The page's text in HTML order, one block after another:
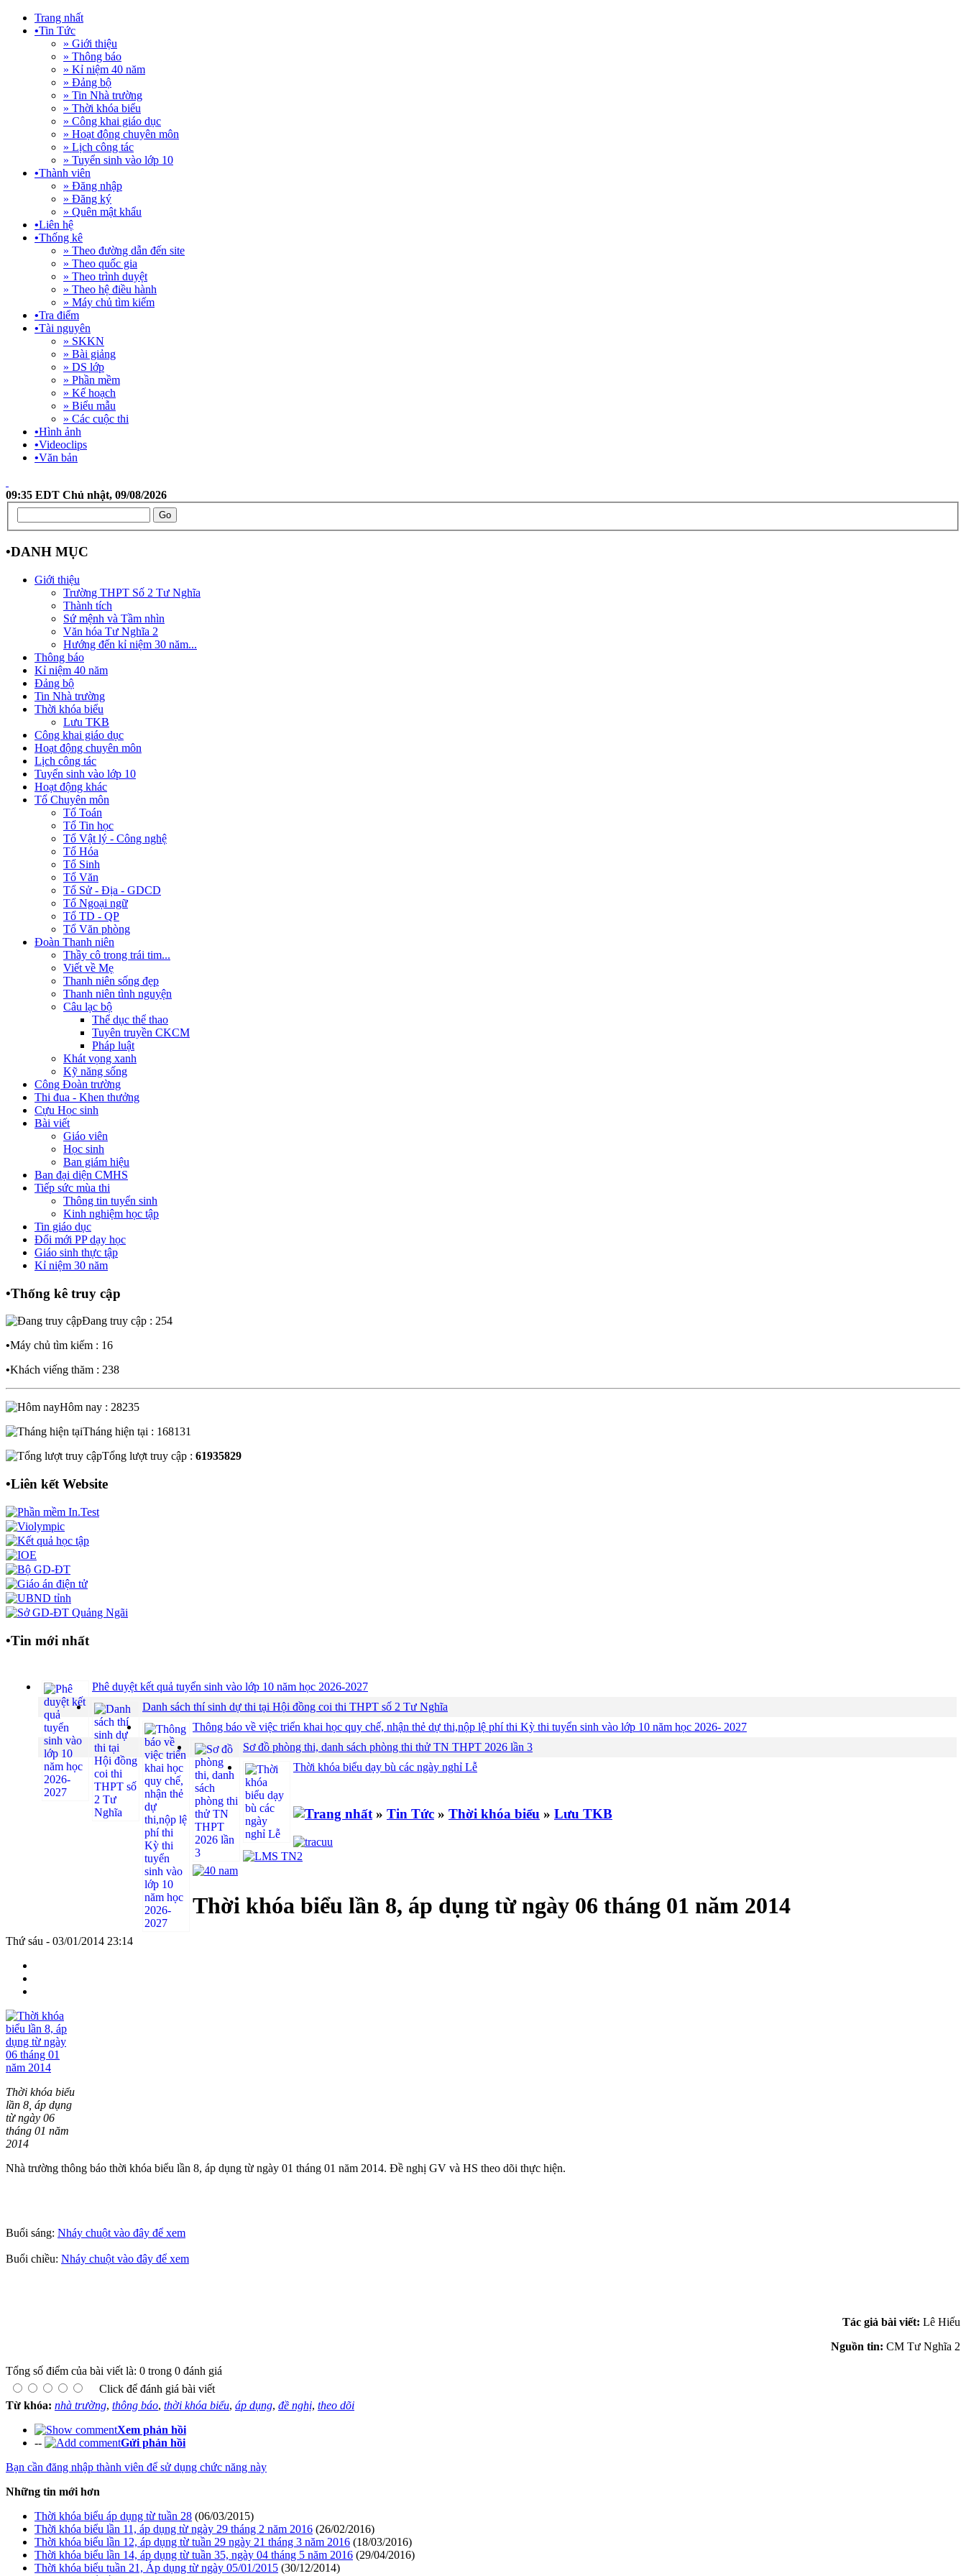
Trang nhất
•Tin Tức
» Giới thiệu
» Thông báo
» Kỉ niệm 40 năm
» Đảng bộ
» Tin Nhà trường
» Thời khóa biểu
» Công khai giáo dục
» Hoạt động chuyên môn
» Lịch công tác
» Tuyển sinh vào lớp 10
•Thành viên
» Đăng nhập
» Đăng ký
» Quên mật khẩu
•Liên hệ
•Thống kê
» Theo đường dẫn đến site
» Theo quốc gia
» Theo trình duyệt
» Theo hệ điều hành
» Máy chủ tìm kiếm
•Tra điểm
•Tài nguyên
» SKKN
» Bài giảng
» DS lớp
» Phần mềm
» Kế hoạch
» Biểu mẫu
» Các cuộc thi
•Hình ảnh
•Videoclips
•Văn bản
09:35 EDT Chủ nhật, 09/08/2026
•DANH MỤC
Giới thiệu
Trường THPT Số 2 Tư Nghĩa
Thành tích
Sứ mệnh và Tầm nhìn
Văn hóa Tư Nghĩa 2
Hướng đến kỉ niệm 30 năm...
Thông báo
Kỉ niệm 40 năm
Đảng bộ
Tin Nhà trường
Thời khóa biểu
Lưu TKB
Công khai giáo dục
Hoạt động chuyên môn
Lịch công tác
Tuyển sinh vào lớp 10
Hoạt động khác
Tổ Chuyên môn
Tổ Toán
Tổ Tin học
Tổ Vật lý - Công nghệ
Tổ Hóa
Tổ Sinh
Tổ Văn
Tổ Sử - Địa - GDCD
Tổ Ngoại ngữ
Tổ TD - QP
Tổ Văn phòng
Đoàn Thanh niên
Thầy cô trong trái tim...
Viết về Mẹ
Thanh niên sống đẹp
Thanh niên tình nguyện
Câu lạc bộ
Thể dục thể thao
Tuyên truyền CKCM
Pháp luật
Khát vọng xanh
Kỹ năng sống
Công Đoàn trường
Thi đua - Khen thưởng
Cựu Học sinh
Bài viết
Giáo viên
Học sinh
Ban giám hiệu
Ban đại diện CMHS
Tiếp sức mùa thi
Thông tin tuyển sinh
Kinh nghiệm học tập
Tin giáo dục
Đổi mới PP dạy học
Giáo sinh thực tập
Kỉ niệm 30 năm
•Thống kê truy cập
Đang truy cập : 254
•Máy chủ tìm kiếm : 16
•Khách viếng thăm : 238
Hôm nay : 28235
Tháng hiện tại : 168131
Tổng lượt truy cập : 61935829
•Liên kết Website
•Tin mới nhất
Phê duyệt kết quả tuyển sinh vào lớp 10 năm học 2026-2027
Danh sách thí sinh dự thi tại Hội đồng coi thi THPT số 2 Tư Nghĩa
Thông báo về việc triển khai học quy chế, nhận thẻ dự thi,nộp lệ phí thi Kỳ thi tuyển sinh vào lớp 10 năm học 2026- 2027
Sơ đồ phòng thi, danh sách phòng thi thử TN THPT 2026 lần 3
Thời khóa biểu dạy bù các ngày nghỉ Lễ
» Tin Tức » Thời khóa biểu » Lưu TKB
Thời khóa biểu lần 8, áp dụng từ ngày 06 tháng 01 năm 2014
Thứ sáu - 03/01/2014 23:14
Thời khóa biểu
lần 8, áp dụng
từ ngày 06
tháng 01 năm
2014
Nhà trường thông báo thời khóa biểu lần 8, áp dụng từ ngày 01 tháng 01 năm 2014. Đề nghị GV và HS theo dõi thực hiện.
Buổi sáng: Nháy chuột vào đây để xem
Buổi chiều: Nháy chuột vào đây để xem
Tác giả bài viết: Lê Hiếu
Nguồn tin: CM Tư Nghĩa 2
Tổng số điểm của bài viết là: 0 trong 0 đánh giá
Click để đánh giá bài viết
Từ khóa: nhà trường, thông báo, thời khóa biểu, áp dụng, đề nghị, theo dõi
Xem phản hồi
--
Gửi phản hồi
Bạn cần đăng nhập thành viên để sử dụng chức năng này
Những tin mới hơn
Thời khóa biểu áp dụng từ tuần 28 (06/03/2015)
Thời khóa biểu lần 11, áp dụng từ ngày 29 tháng 2 năm 2016 (26/02/2016)
Thời khóa biểu lần 12, áp dụng từ tuần 29 ngày 21 tháng 3 năm 2016 (18/03/2016)
Thời khóa biểu lần 14, áp dụng từ tuần 35, ngày 04 tháng 5 năm 2016 (29/04/2016)
Thời khóa biểu tuần 21, Áp dụng từ ngày 05/01/2015 (30/12/2014)